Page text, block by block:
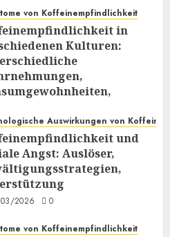
von Koffeinempfindlichkeit
in
Kulturen:
2026 0
Auswirkungen von Koffein
und
Angst: Auslöser,
2026 0
von Koffeinempfindlichkeit